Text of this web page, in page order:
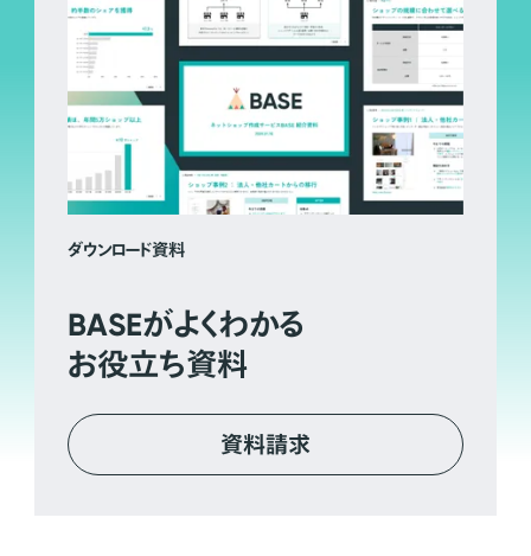
ダウンロード資料
BASEがよくわかる
お役立ち資料
資料請求